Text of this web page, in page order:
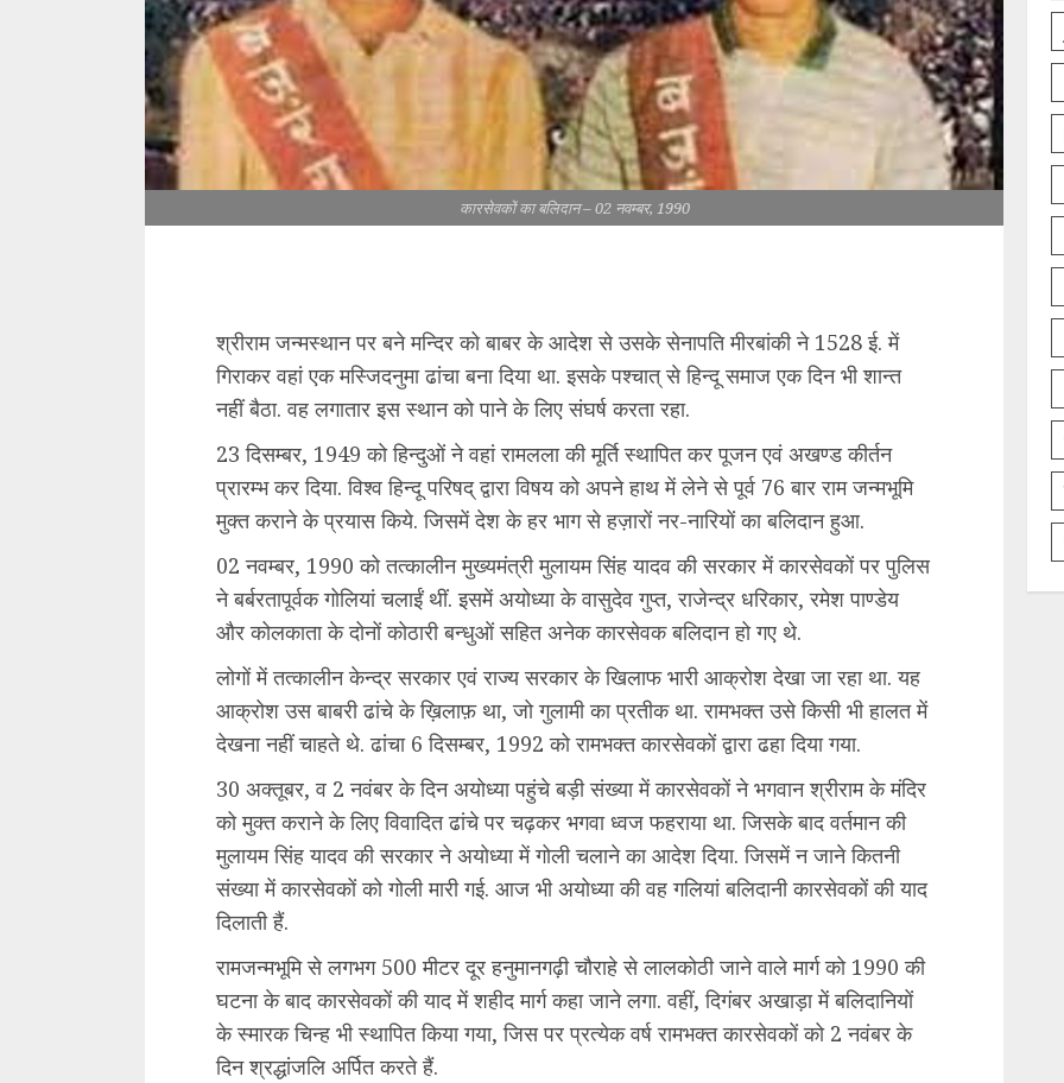
कारसेवकों का बलिदान – 02 नवम्बर, 1990
श्रीराम जन्मस्थान पर बने मन्दिर को बाबर के आदेश से उसके सेनापति मीरबांकी ने 1528 ई. में
गिराकर वहां एक मस्जिदनुमा ढांचा बना दिया था. इसके पश्चात् से हिन्दू समाज एक दिन भी शान्त
नहीं बैठा. वह लगातार इस स्थान को पाने के लिए संघर्ष करता रहा.
23 दिसम्बर, 1949 को हिन्दुओं ने वहां रामलला की मूर्ति स्थापित कर पूजन एवं अखण्ड कीर्तन
प्रारम्भ कर दिया. विश्व हिन्दू परिषद् द्वारा विषय को अपने हाथ में लेने से पूर्व 76 बार राम जन्मभूमि
मुक्त कराने के प्रयास किये. जिसमें देश के हर भाग से हज़ारों नर-नारियों का बलिदान हुआ.
02 नवम्बर, 1990 को तत्कालीन मुख्यमंत्री मुलायम सिंह यादव की सरकार में कारसेवकों पर पुलिस
ने बर्बरतापूर्वक गोलियां चलाईं थीं. इसमें अयोध्या के वासुदेव गुप्त, राजेन्द्र धरिकार, रमेश पाण्डेय
और कोलकाता के दोनों कोठारी बन्धुओं सहित अनेक कारसेवक बलिदान हो गए थे.
लोगों में तत्कालीन केन्द्र सरकार एवं राज्य सरकार के खिलाफ भारी आक्रोश देखा जा रहा था. यह
आक्रोश उस बाबरी ढांचे के ख़िलाफ़ था, जो गुलामी का प्रतीक था. रामभक्त उसे किसी भी हालत में
देखना नहीं चाहते थे. ढांचा 6 दिसम्बर, 1992 को रामभक्त कारसेवकों द्वारा ढहा दिया गया.
30 अक्तूबर, व 2 नवंबर के दिन अयोध्या पहुंचे बड़ी संख्या में कारसेवकों ने भगवान श्रीराम के मंदिर
को मुक्त कराने के लिए विवादित ढांचे पर चढ़कर भगवा ध्वज फहराया था. जिसके बाद वर्तमान की
मुलायम सिंह यादव की सरकार ने अयोध्या में गोली चलाने का आदेश दिया. जिसमें न जाने कितनी
संख्या में कारसेवकों को गोली मारी गई. आज भी अयोध्या की वह गलियां बलिदानी कारसेवकों की याद
दिलाती हैं.
रामजन्मभूमि से लगभग 500 मीटर दूर हनुमानगढ़ी चौराहे से लालकोठी जाने वाले मार्ग को 1990 की
घटना के बाद कारसेवकों की याद में शहीद मार्ग कहा जाने लगा. वहीं, दिगंबर अखाड़ा में बलिदानियों
के स्मारक चिन्ह भी स्थापित किया गया, जिस पर प्रत्येक वर्ष रामभक्त कारसेवकों को 2 नवंबर के
दिन श्रद्धांजलि अर्पित करते हैं.